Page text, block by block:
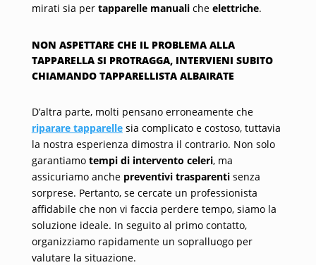
mirati sia per tapparelle manualiche elettriche.
NON ASPETTARE CHE IL PROBLEMA ALLA
TAPPARELLA SI PROTRAGGA, INTERVIENI SUBITO
CHIAMANDO TAPPARELLISTA ALBAIRATE
D’altra parte, molti pensano erroneamente che
riparare tapparellesia complicato e costoso, tuttavia
la nostra esperienza dimostra il contrario. Non solo
garantiamo tempi di intervento celeri, ma
assicuriamo anche preventivi trasparentisenza
sorprese. Pertanto, se cercate un professionista
affidabile che non vi faccia perdere tempo, siamo la
soluzione ideale. In seguito al primo contatto,
organizziamo rapidamente un sopralluogo per
valutare la situazione.